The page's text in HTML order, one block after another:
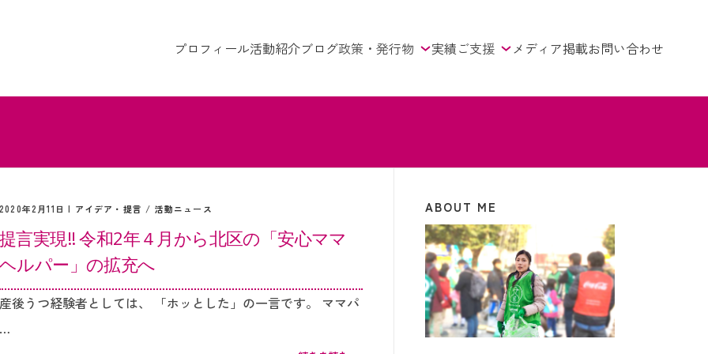
プロフィール活動紹介ブログ政策・発行物 実績ご支援 メディア掲載お問い合わせ
2020年2月11日 | アイデア・提言 / 活動ニュース
提言実現‼︎ 令和2年４月から北区の「安心ママ
ヘルパー」の拡充へ
産後うつ経験者としては、 「ホッとした」の一言です。 ママパ
…
ABOUT ME